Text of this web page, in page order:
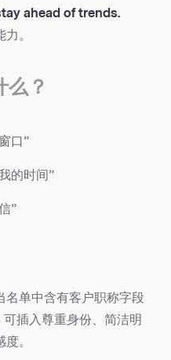
ahead of trends.
。
么？
口”
的时间”
”
名单中含有客户职称字段
可插入尊重身份、简洁明
。